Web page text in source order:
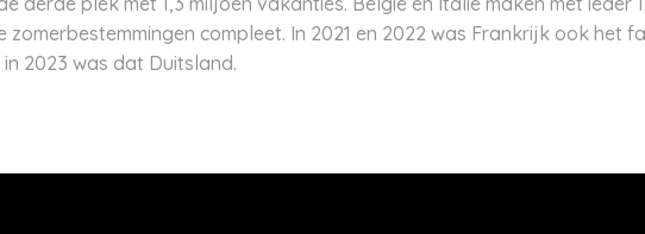
compleet. In 2021 en 2022 was Frankrijk ook het
2023 was dat Duitsland.